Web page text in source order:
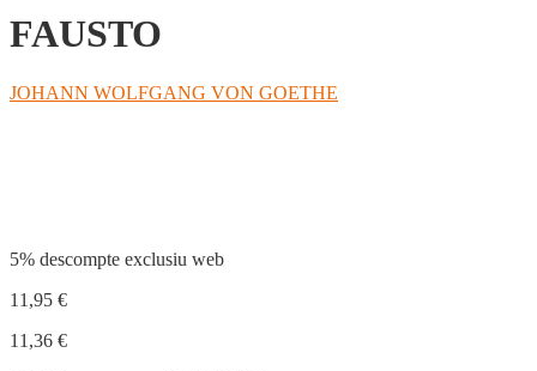
FAUSTO
JOHANN WOLFGANG VON GOETHE
5% descompte exclusiu web
11,95 €
11,36 €